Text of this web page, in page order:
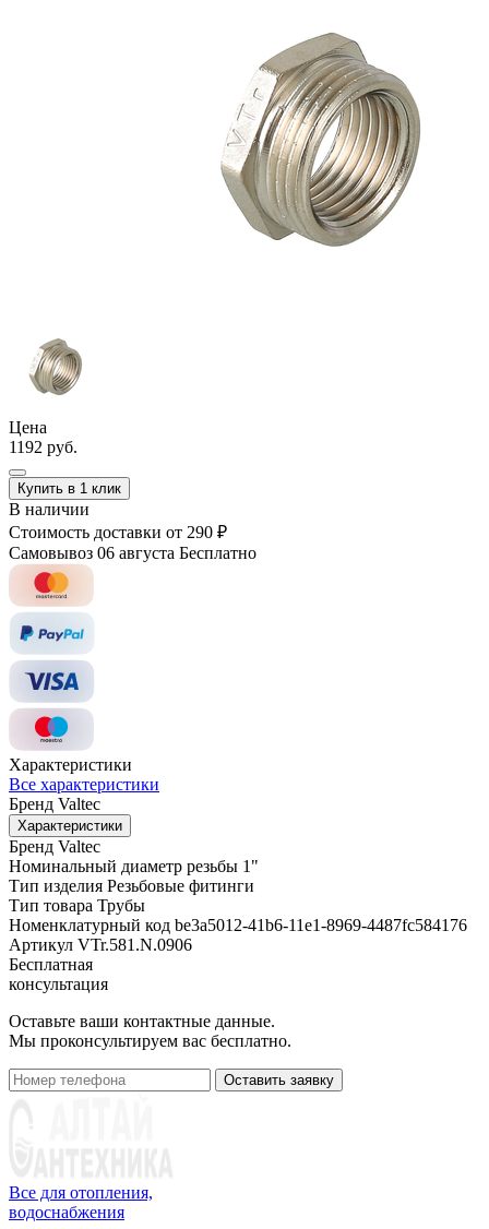
Цена
1192 руб.
Купить в 1 клик
В наличии
Стоимость доставки от 290 ₽
Самовывоз 06 августа Бесплатно
Характеристики
Все характеристики
Бренд Valtec
Характеристики
Бренд Valtec
Номинальный диаметр резьбы 1"
Тип изделия Резьбовые фитинги
Тип товара Трубы
Номенклатурный код be3a5012-41b6-11e1-8969-4487fc584176
Артикул VTr.581.N.0906
Бесплатная
консультация
Оставьте ваши контактные данные.
Мы проконсультируем вас бесплатно.
Оставить заявку
Все для отопления,
водоснабжения